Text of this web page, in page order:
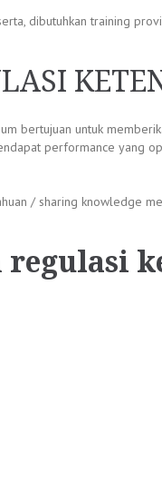
dibutuhkan training
bertujuan untuk
performance yang
/ sharing knowledge